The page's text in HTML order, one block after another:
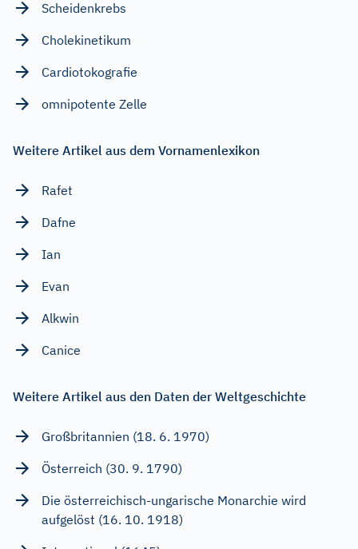
Scheidenkrebs
Cholekinetikum
Cardiotokografie
omnipotente Zelle
Weitere Artikel aus dem Vornamenlexikon
Rafet
Dafne
Ian
Evan
Alkwin
Canice
Weitere Artikel aus den Daten der Weltgeschichte
Großbritannien (18. 6. 1970)
Österreich (30. 9. 1790)
Die österreichisch-ungarische Monarchie wird
aufgelöst (16. 10. 1918)